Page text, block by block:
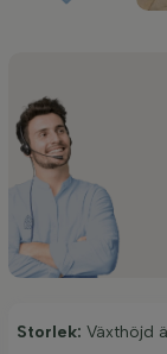
Storlek: Växthöjd